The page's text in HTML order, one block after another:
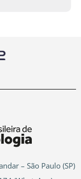
– São Paulo (SP)